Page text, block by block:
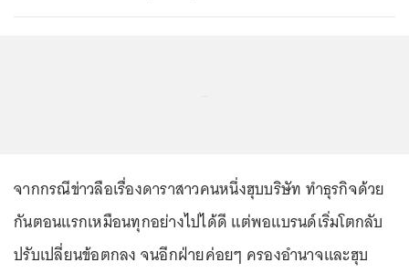
จากกรณีข่าวลือเรื่องดาราสาวคนหนึ่งฮุบบริษัท ทำธุรกิจด้วย
กันตอนแรกเหมือนทุกอย่างไปได้ดี แต่พอแบรนด์เริ่มโตกลับ
ปรับเปลี่ยนข้อตกลง จนอีกฝ่ายค่อยๆ ครองอำนาจและฮุบ